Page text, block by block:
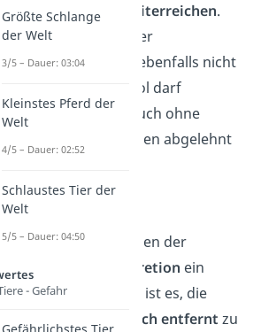
kommentarlos weiterreichen.
Reste auf dem Teller
übrigzulassen, ist ebenfalls nicht
verwerflich. Alkohol darf
übrigensimmer
auch ohne
Angabe von Gründen abgelehnt
Die Rechnung
Auch beim Verlangen der
Rechnung ist
Diskretion ein
Thema. Am besten ist es, die
vom Tisch entfernt zu
Größte Schlange
der Welt
3/5 – Dauer: 03:04
Kleinstes Pferd der
Welt
4/5 – Dauer: 02:52
Schlaustes Tier der
Welt
5/5 – Dauer: 04:50
- Gefahr
Gefährlichstes Tier